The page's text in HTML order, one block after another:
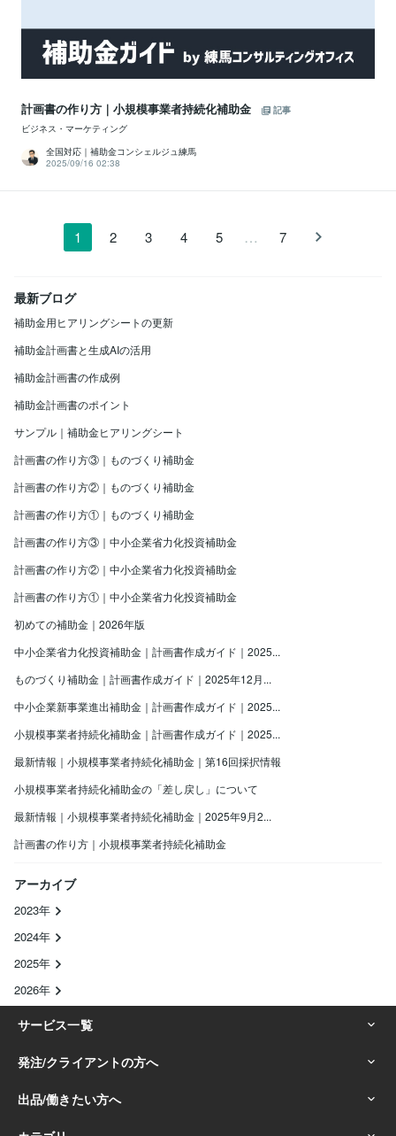
計画書の作り方｜小規模事業者持続化補助金
記事
ビジネス・マーケティング
全国対応｜補助金コンシェルジュ練馬
2025/09/16 02:38
1 2 3 4 5 … 7
最新ブログ
補助金用ヒアリングシートの更新
補助金計画書と生成AIの活用
補助金計画書の作成例
補助金計画書のポイント
サンプル｜補助金ヒアリングシート
計画書の作り方③｜ものづくり補助金
計画書の作り方②｜ものづくり補助金
計画書の作り方①｜ものづくり補助金
計画書の作り方③｜中小企業省力化投資補助金
計画書の作り方②｜中小企業省力化投資補助金
計画書の作り方①｜中小企業省力化投資補助金
初めての補助金｜2026年版
中小企業省力化投資補助金｜計画書作成ガイド｜2025...
ものづくり補助金｜計画書作成ガイド｜2025年12月...
中小企業新事業進出補助金｜計画書作成ガイド｜2025...
小規模事業者持続化補助金｜計画書作成ガイド｜2025...
最新情報｜小規模事業者持続化補助金｜第16回採択情報
小規模事業者持続化補助金の「差し戻し」について
最新情報｜小規模事業者持続化補助金｜2025年9月2...
計画書の作り方｜小規模事業者持続化補助金
アーカイブ
2023年
2024年
2025年
2026年